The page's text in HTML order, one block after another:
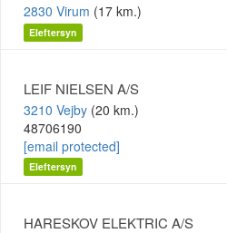
2830 Virum (17 km.)
Eleftersyn
LEIF NIELSEN A/S
3210 Vejby (20 km.)
48706190
[email protected]
Eleftersyn
HARESKOV ELEKTRIC A/S